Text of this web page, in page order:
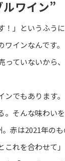
ルワイン”
」というふう
インなんです。
っていないから
でもあります
そんな味わいを
赤は2021年の
れを合わせて